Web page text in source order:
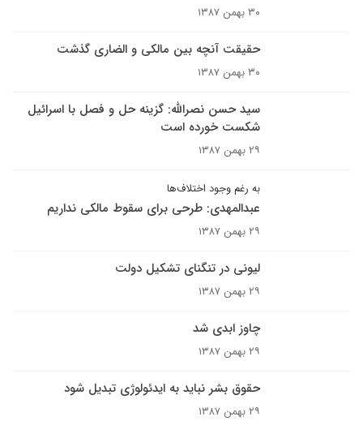
۳۰ بهمن ۱۳۸۷
حقیقت آنچه بین مالکی و الضاری گذشت
۳۰ بهمن ۱۳۸۷
سید حسن نصرالله: گزينه حل و فصل با اسرائيل
شکست خورده است
۲۹ بهمن ۱۳۸۷
به رغم وجود اختلاف‌ها
عبدالمهدى: طرحى براى سقوط مالکى نداريم
۲۹ بهمن ۱۳۸۷
ليونى در تنگناى تشکيل دولت
۲۹ بهمن ۱۳۸۷
چاوز ابدی شد
۲۹ بهمن ۱۳۸۷
حقوق بشر نبايد به ايدئولوژى تبديل شود
۲۹ بهمن ۱۳۸۷